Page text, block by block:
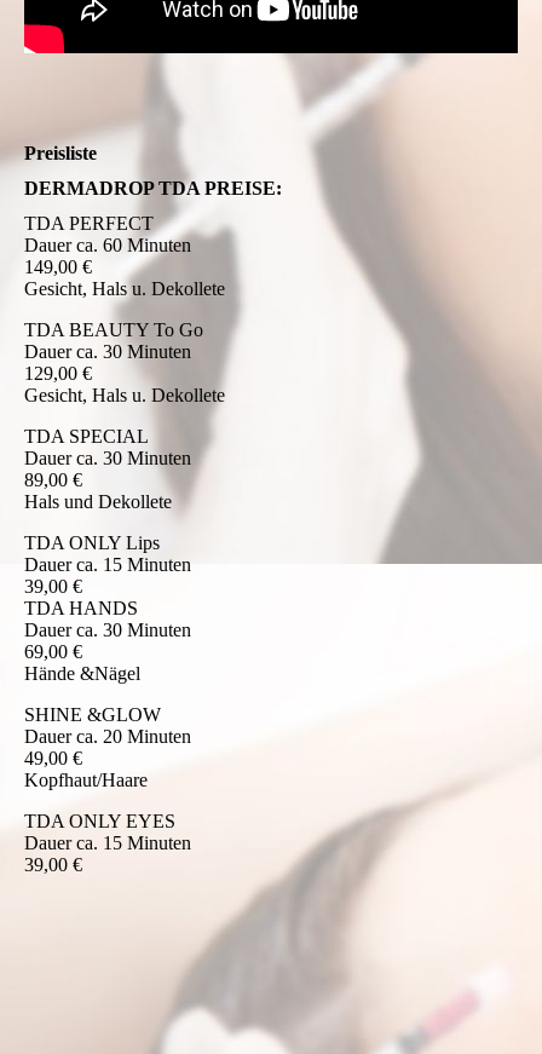
Preisliste
DERMADROP TDA PREISE:
TDA PERFECT
Dauer ca. 60 Minuten
149,00 €
Gesicht, Hals u. Dekollete
TDA BEAUTY To Go
Dauer ca. 30 Minuten
129,00 €
Gesicht, Hals u. Dekollete
TDA SPECIAL
Dauer ca. 30 Minuten
89,00 €
Hals und Dekollete
TDA ONLY Lips
Dauer ca. 15 Minuten
39,00 €
TDA HANDS
Dauer ca. 30 Minuten
69,00 €
Hände &Nägel
SHINE &GLOW
Dauer ca. 20 Minuten
49,00 €
Kopfhaut/Haare
TDA ONLY EYES
Dauer ca. 15 Minuten
39,00 €